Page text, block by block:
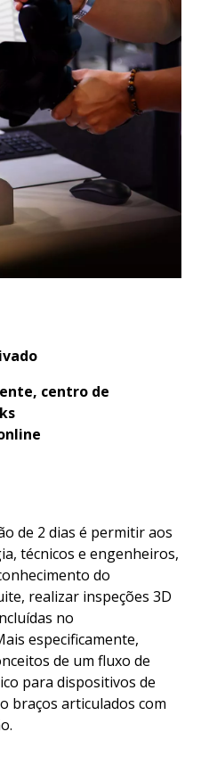
centro de
de 2 dias é permitir aos
técnicos e engenheiros,
do
realizar inspeções 3D
no
especificamente,
de um fluxo de
para dispositivos de
braços articulados com